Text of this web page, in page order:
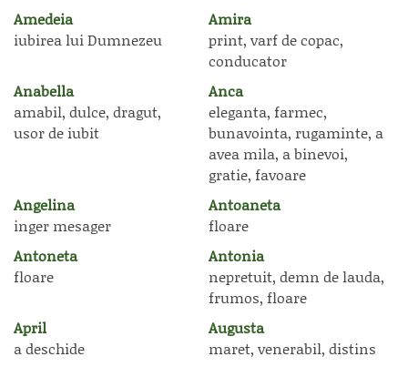
Amedeia
iubirea lui Dumnezeu
Amira
print, varf de copac,
conducator
Anabella
amabil, dulce, dragut,
usor de iubit
Anca
eleganta, farmec,
bunavointa, rugaminte, a
avea mila, a binevoi,
gratie, favoare
Angelina
inger mesager
Antoaneta
floare
Antoneta
floare
Antonia
nepretuit, demn de lauda,
frumos, floare
April
a deschide
Augusta
maret, venerabil, distins